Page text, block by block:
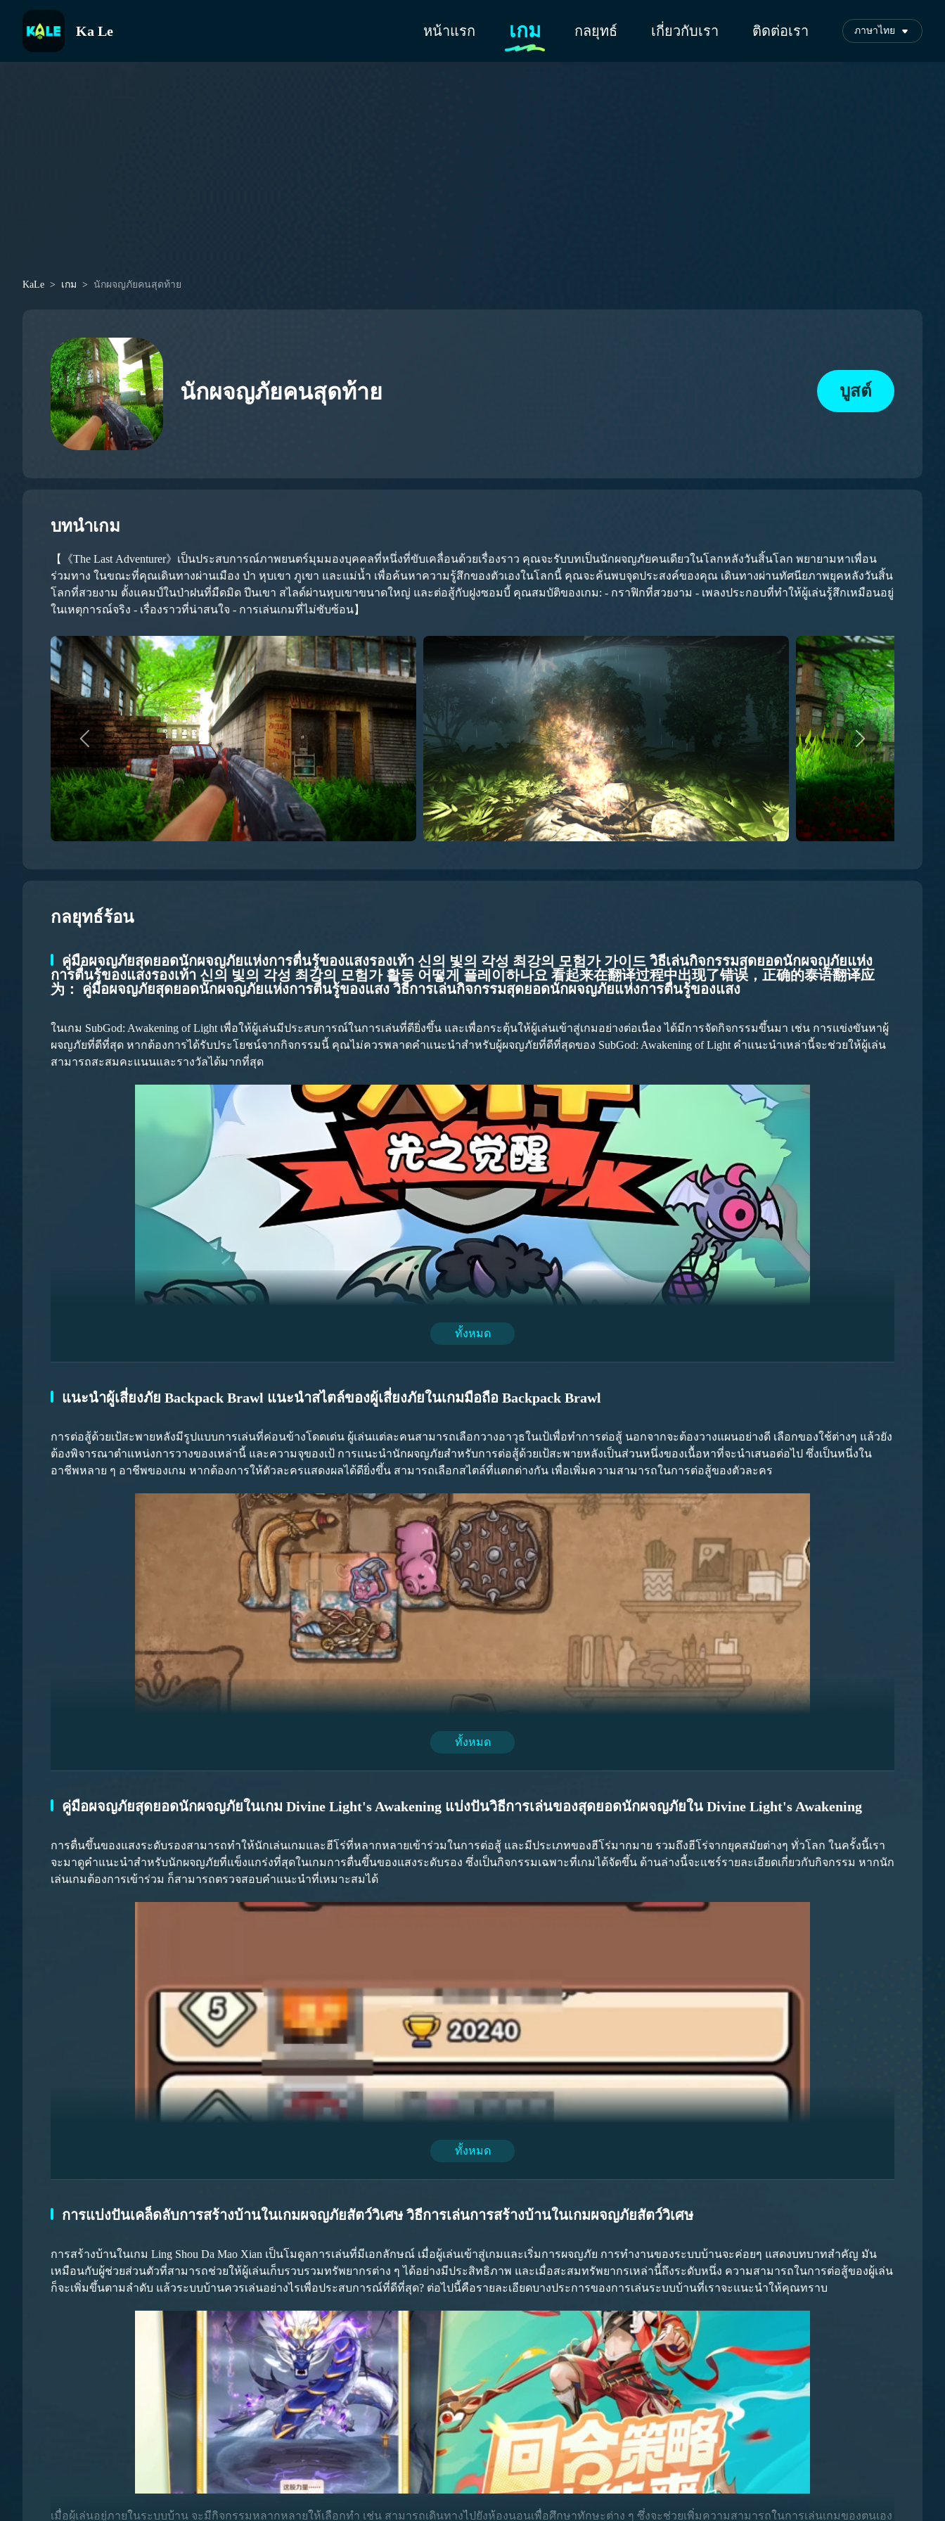
Ka Le หน้าแรก เกม กลยุทธ์ เกี่ยวกับเรา ติดต่อเรา ภาษาไทย
KaLe เกม นักผจญภัยคนสุดท้าย
นักผจญภัยคนสุดท้าย บูสต์
บทนำเกม
【《The Last Adventurer》เป็นประสบการณ์ภาพยนตร์มุมมองบุคคลที่หนึ่งที่ขับเคลื่อนด้วยเรื่องราว คุณจะรับบทเป็นนักผจญภัยคนเดียวในโลกหลังวันสิ้นโลก พยายามหาเพื่อน
ร่วมทาง ในขณะที่คุณเดินทางผ่านเมือง ป่า หุบเขา ภูเขา และแม่น้ำ เพื่อค้นหาความรู้สึกของตัวเองในโลกนี้ คุณจะค้นพบจุดประสงค์ของคุณ เดินทางผ่านทัศนียภาพยุคหลังวันสิ้น
โลกที่สวยงาม ตั้งแคมป์ในป่าฝนที่มืดมิด ปีนเขา สไลด์ผ่านหุบเขาขนาดใหญ่ และต่อสู้กับฝูงซอมบี้ คุณสมบัติของเกม: - กราฟิกที่สวยงาม - เพลงประกอบที่ทำให้ผู้เล่นรู้สึกเหมือนอยู่
ในเหตุการณ์จริง - เรื่องราวที่น่าสนใจ - การเล่นเกมที่ไม่ซับซ้อน】
กลยุทธ์ร้อน
คู่มือผจญภัยสุดยอดนักผจญภัยแห่งการตื่นรู้ของแสงรองเท้า 신의 빛의 각성 최강의 모험가 가이드 วิธีเล่นกิจกรรมสุดยอดนักผจญภัยแห่ง
การตื่นรู้ของแสงรองเท้า 신의 빛의 각성 최강의 모험가 활동 어떻게 플레이하나요 看起来在翻译过程中出现了错误，正确的泰语翻译应
为： คู่มือผจญภัยสุดยอดนักผจญภัยแห่งการตื่นรู้ของแสง วิธีการเล่นกิจกรรมสุดยอดนักผจญภัยแห่งการตื่นรู้ของแสง
ในเกม SubGod: Awakening of Light เพื่อให้ผู้เล่นมีประสบการณ์ในการเล่นที่ดียิ่งขึ้น และเพื่อกระตุ้นให้ผู้เล่นเข้าสู่เกมอย่างต่อเนื่อง ได้มีการจัดกิจกรรมขึ้นมา เช่น การแข่งขันหาผู้
ผจญภัยที่ดีที่สุด หากต้องการได้รับประโยชน์จากกิจกรรมนี้ คุณไม่ควรพลาดคำแนะนำสำหรับผู้ผจญภัยที่ดีที่สุดของ SubGod: Awakening of Light คำแนะนำเหล่านี้จะช่วยให้ผู้เล่น
สามารถสะสมคะแนนและรางวัลได้มากที่สุด
ผู้ผจญภัยที่ดีที่สุดจะถูกประเมินตามคะแนนของผู้เล่น ในช่วงแรกของกิจกรรม ผู้เล่นจำเป็นต้องรักษาคะแนนไว้ที่ 70,000 คะแนนขึ้นไป หากต้องการให้คะแนนสูงกว่านั้นต้องทำให้
ได้ 80,000+ คะแนน สำหรับการอยู่ในอันดับท็อปเท็น คะแนนควรถึง 40,000-70,000 คะแนน และสำหรับรางวัลขั้นต่ำ ต้องมีคะแนน 15,000+ คะแนน ผู้เล่นในกลุ่มแรกจะได้รับ
เหรียญ 100 เหรียญ (สามารถแลกเปลี่ยนเป็นเหรียญปีก 1,000 หรือทรัพยากร Mount A 10) ผู้เล่นที่อยู่ในอันดับท็อปเท็นจะได้รับเหรียญ 40 (รวมแล้ว 400 เหรียญปีก หรือ Mount A 4)
และรางวัลขั้นต่ำคือ 10 เหรียญ
สำหรับกิจกรรมนี้ ผู้เล่นควรวางแผนของตนเอง เช่น ถ้าผู้เล่นชนะครั้งแรกและได้รางวัลขั้นต่ำ จะได้รับเหรียญ 110 เหรียญ ค้อนทอง 9 ค้อน และค้อนเงิน 150 ค้อน สำหรับการอยู่ใน
มากกว่า และสบายสำหรับผู้เล่น
หากต้องการให้คะแนนตรงตามที่คาดหวังในแต่ละครั้งที่คำนวณ ผู้เล่นต้องเข้าใจกฎเกณฑ์การให้คะแนนในเกม ดังนั้น ข้อมูลต่อไปนี้เป็นเทคนิคบางอย่างที่สามารถช่วยให้ผู้เล่นได้
คะแนนเร็วขึ้น
ทั้งหมด
แนะนำผู้เสี่ยงภัย Backpack Brawl แนะนำสไตล์ของผู้เสี่ยงภัยในเกมมือถือ Backpack Brawl
การต่อสู้ด้วยเป้สะพายหลังมีรูปแบบการเล่นที่ค่อนข้างโดดเด่น ผู้เล่นแต่ละคนสามารถเลือกวางอาวุธในเป้เพื่อทำการต่อสู้ นอกจากจะต้องวางแผนอย่างดี เลือกของใช้ต่างๆ แล้วยัง
ต้องพิจารณาตำแหน่งการวางของเหล่านี้ และความจุของเป้ การแนะนำนักผจญภัยสำหรับการต่อสู้ด้วยเป้สะพายหลังเป็นส่วนหนึ่งของเนื้อหาที่จะนำเสนอต่อไป ซึ่งเป็นหนึ่งใน
อาชีพหลาย ๆ อาชีพของเกม หากต้องการให้ตัวละครแสดงผลได้ดียิ่งขึ้น สามารถเลือกสไตล์ที่แตกต่างกัน เพื่อเพิ่มความสามารถในการต่อสู้ของตัวละคร
นักผจญภัยเป็นตัวละครที่ผู้เล่นใหม่หลายคนชอบใช้ เนื่องจากเป็นหนึ่งในอาชีพเริ่มต้นที่สามารถเลือกได้ นอกจากนี้ยังไม่ยากในการควบคุมตัวละคร หากเลือกอาชีพนี้ สามารถ
เลือกสไตล์จากการเลือกสามสไตล์ด้านล่าง ด้วยการกำหนดสไตล์เหล่านี้ จะทำให้ตัวละครแสดงผลได้ดียิ่งขึ้น แต่ละสไตล์มีกลยุทธ์หลักที่แตกต่างกัน จำเป็นต้องเลือกตามความ
สไตล์แรกคือสไตล์เต่า สไตล์นี้เน้นการอยู่รอด หากผู้เล่นใหม่อยากเพิ่มความสามารถในการอยู่รอด สามารถเลือกอุปกรณ์ประเภทโล่มากขึ้น เช่น โล่ไม้ระดับเริ่มต้น หรือโล่ที่มี
ระดับสูงกว่าเช่นโล่ที่มีเข็ม ซึ่งสามารถใช้โล่เหล่านี้ปกป้องพลังชีวิตของตัวละคร บนพื้นฐานนี้ยังสามารถจับคู่กับของใช้ที่ลดความเสียหายได้ ในระหว่างการต่อสู้จะสามารถปกป้อง
ตัวละครได้ดี
ทั้งหมด
คู่มือผจญภัยสุดยอดนักผจญภัยในเกม Divine Light's Awakening แบ่งปันวิธีการเล่นของสุดยอดนักผจญภัยใน Divine Light's Awakening
การตื่นขึ้นของแสงระดับรองสามารถทำให้นักเล่นเกมและฮีโร่ที่หลากหลายเข้าร่วมในการต่อสู้ และมีประเภทของฮีโร่มากมาย รวมถึงฮีโร่จากยุคสมัยต่างๆ ทั่วโลก ในครั้งนี้เรา
จะมาดูคำแนะนำสำหรับนักผจญภัยที่แข็งแกร่งที่สุดในเกมการตื่นขึ้นของแสงระดับรอง ซึ่งเป็นกิจกรรมเฉพาะที่เกมได้จัดขึ้น ด้านล่างนี้จะแชร์รายละเอียดเกี่ยวกับกิจกรรม หากนัก
เล่นเกมต้องการเข้าร่วม ก็สามารถตรวจสอบคำแนะนำที่เหมาะสมได้
ที่สุดคือกิจกรรมเรียงอันดับคะแนน ซึ่งแบ่งออกเป็นช่วงการแข่งขันและช่วงพัก ตราบใดที่อยู่ในช่วงการแข่งขัน นักเล่นเกมสามารถเข้าร่วมได้ โดยต้องใช้ทรัพยากรเช่น หินปกป้อง
พาหนะหรือค้อนเงินเพื่อรับคะแนน เมื่อกิจกรรมสิ้นสุดลง ผู้เล่น 20 คนแรกตามคะแนนจะได้รับรางวัลมากมาย นอกจากนี้ยังมีผู้เล่นทั่วไปอีก 38 คนที่สามารถเข้าร่วมได้
ทั้งหมด
การแบ่งปันเคล็ดลับการสร้างบ้านในเกมผจญภัยสัตว์วิเศษ วิธีการเล่นการสร้างบ้านในเกมผจญภัยสัตว์วิเศษ
การสร้างบ้านในเกม Ling Shou Da Mao Xian เป็นโมดูลการเล่นที่มีเอกลักษณ์ เมื่อผู้เล่นเข้าสู่เกมและเริ่มการผจญภัย การทำงานของระบบบ้านจะค่อยๆ แสดงบทบาทสำคัญ มัน
เหมือนกับผู้ช่วยส่วนตัวที่สามารถช่วยให้ผู้เล่นเก็บรวบรวมทรัพยากรต่าง ๆ ได้อย่างมีประสิทธิภาพ และเมื่อสะสมทรัพยากรเหล่านี้ถึงระดับหนึ่ง ความสามารถในการต่อสู้ของผู้เล่น
ก็จะเพิ่มขึ้นตามลำดับ แล้วระบบบ้านควรเล่นอย่างไรเพื่อประสบการณ์ที่ดีที่สุด? ต่อไปนี้คือรายละเอียดบางประการของการเล่นระบบบ้านที่เราจะแนะนำให้คุณทราบ
เมื่อผู้เล่นอยู่ภายในระบบบ้าน จะมีกิจกรรมหลากหลายให้เลือกทำ เช่น สามารถเดินทางไปยังห้องนอนเพื่อศึกษาทักษะต่าง ๆ ซึ่งจะช่วยเพิ่มความสามารถในการเล่นเกมของตนเอง